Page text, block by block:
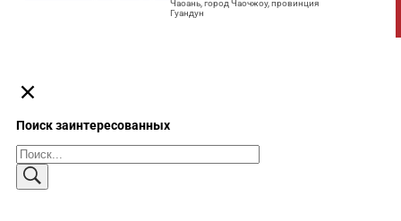
Чаоань, город Чаочжоу, провинция
Гуандун
Поиск заинтересованных
Поиск